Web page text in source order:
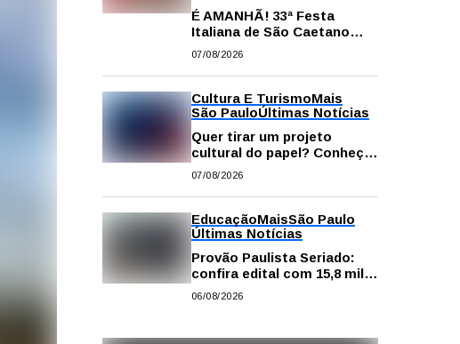
É AMANHÃ! 33ª Festa
Italiana de São Caetano
começa neste sábado com
solidariedade
07/08/2026
Cultura E TurismoMais
São PauloÚltimas Notícias
Quer tirar um projeto
cultural do papel? Conheça
os principais editais
07/08/2026
EducaçãoMaisSão Paulo
Últimas Notícias
Provão Paulista Seriado:
confira edital com 15,8 mil
vagas para ensino superior
06/08/2026